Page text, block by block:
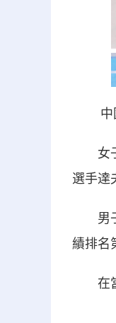
女子
選手達
男子
績排名
在當